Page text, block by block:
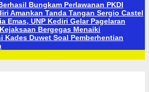
Bungkam Perlawanan PKDI
Amankan Tanda Tangan Sergio Castel
Emas, UNP Kediri Gelar Pagelaran
Bergegas Menaiki
Kades Duwet Soal Pemberhentian